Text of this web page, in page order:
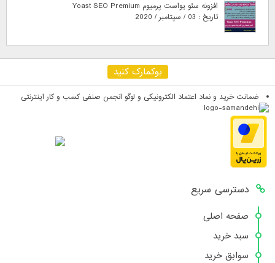
افزونه سئو یواست پرمیوم Yoast SEO Premium
تاریخ : 03 / سپتامبر / 2020
بوکمارک کنید
ضمانت خرید و نماد اعتماد الکترونیکی و لوگو انجمن صنفی کسب و کار اینترنتی
دسترسی سریع
صفحه اصلی
سبد خرید
سوابق خرید